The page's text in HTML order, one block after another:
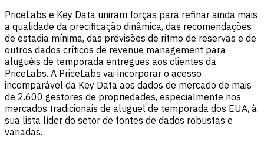
PriceLabs e Key Data uniram forças para refinar ainda mais
a qualidade da precificação dinâmica, das recomendações
de estadia mínima, das previsões de ritmo de reservas e de
outros dados críticos de revenue management para
aluguéis de temporada entregues aos clientes da
PriceLabs. A PriceLabs vai incorporar o acesso
incomparável da Key Data aos dados de mercado de mais
de 2.600 gestores de propriedades, especialmente nos
mercados tradicionais de aluguel de temporada dos EUA, à
sua lista líder do setor de fontes de dados robustas e
variadas.